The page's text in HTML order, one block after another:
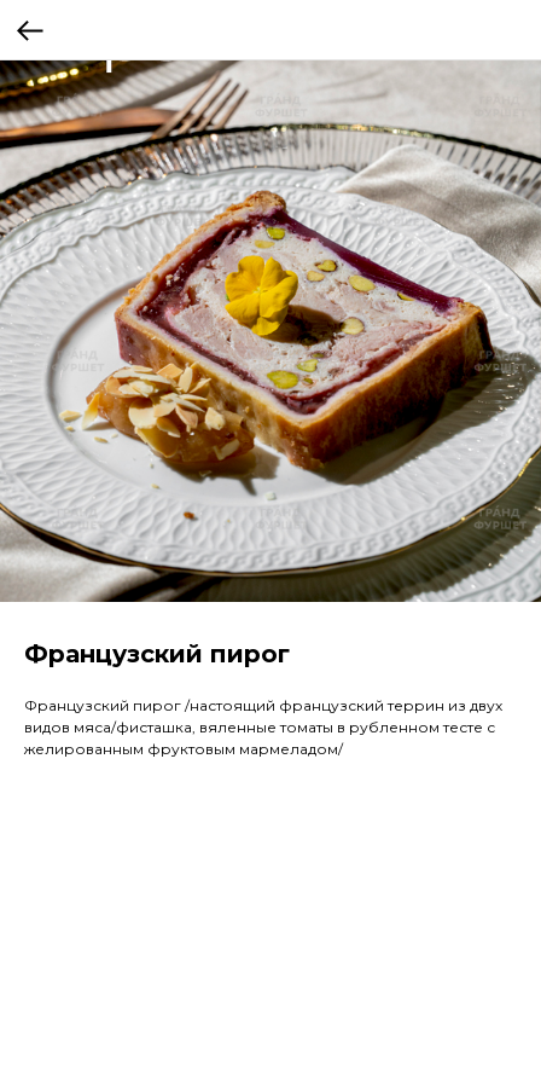
Французский пирог
Французский пирог /настоящий французский террин из двух
видов мяса/фисташка, вяленные томаты в рубленном тесте с
желированным фруктовым мармеладом/